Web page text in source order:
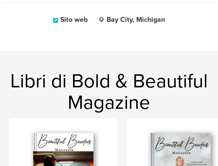
Sito web Bay City, Michigan
Libri di Bold & Beautiful
Magazine